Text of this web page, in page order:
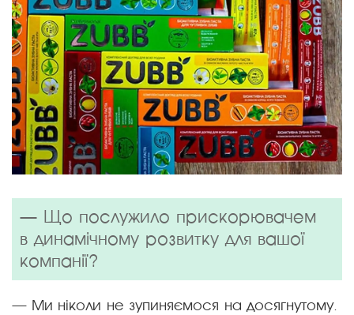
— Що послужило прискорювачем
в динамічному розвитку для вашої
компанії?
— Ми ніколи не зупиняємося на досягнутому.